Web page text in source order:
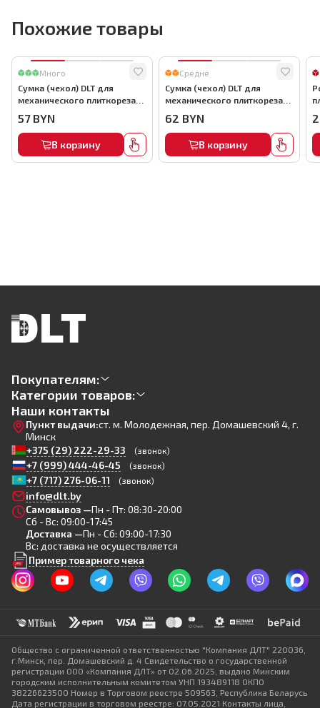
Похожие товары
Много
Сумка (чехол) DLT для
механического плиткореза
57 BYN
В корзину
Средне
Сумка (чехол) DLT для
механического плиткореза
62 BYN
В корзину
Покупателям:
Категории товаров:
Наши контакты
Пункт выдачи:ст. м. Молодежная, пер. Домашевский 4, г.
Минск
+375 (29) 222-29-33
(звонок)
+7 (999) 444-46-45 (звонок)
+7 (717) 276-06-11 (звонок)
info@dlt.by
Самовывоз —Пн - Пт: 08:30-20:00
Сб - Вс: 09:00-17:45
Доставка —Пн - Сб: 09:00-17:30
Вс: доставка не осуществляется
Пример товарного чека
Общество с ограниченной ответственностью "Компания ДЛТ" 220036,
г.Минск, пер. Домашевский д. 4 Свидетельство о государственной
регистрации ООО «Компания ДЛТ» от 02.06.2025, выдано Минским
городским исполнительным комитетом УНП 193489118 ОКПО
38226623500 Номер в Торговом реестре 509563, Республика Беларусь
Дата регистрации в торговом реестре: 07.05.2021 Контакты лица,